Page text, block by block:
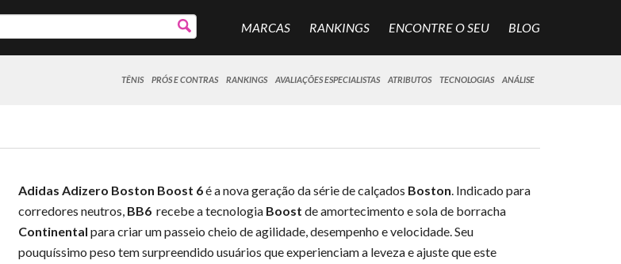
MARCAS RANKINGS ENCONTRE O SEU BLOG
TÊNIS PRÓS E CONTRAS RANKINGS AVALIAÇÕES ESPECIALISTAS ATRIBUTOS TECNOLOGIAS ANÁLISE
Adidas Adizero Boston Boost 6é a nova geração da série de calçados Boston. Indicado para
corredores neutros, BB6recebe a tecnologiaBoost de amortecimento e sola de borracha
Continental para criar um passeio cheio de agilidade, desempenho e velocidade. Seu
pouquíssimo peso tem surpreendido usuários que experienciam a leveza e ajuste que este